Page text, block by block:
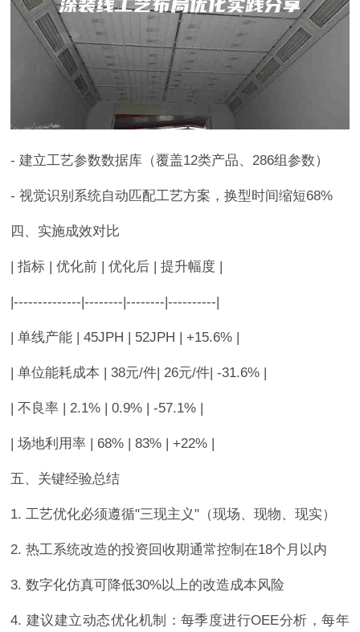
- 建立工艺参数数据库（覆盖12类产品、286组参数）
- 视觉识别系统自动匹配工艺方案，换型时间缩短68%
四、实施成效对比
| 指标 | 优化前 | 优化后 | 提升幅度 |
|--------------|--------|--------|----------|
| 单线产能 | 45JPH | 52JPH | +15.6% |
| 单位能耗成本 | 38元/件| 26元/件| -31.6% |
| 不良率 | 2.1% | 0.9% | -57.1% |
| 场地利用率 | 68% | 83% | +22% |
五、关键经验总结
1. 工艺优化必须遵循"三现主义"（现场、现物、现实）
2. 热工系统改造的投资回收期通常控制在18个月以内
3. 数字化仿真可降低30%以上的改造成本风险
4. 建议建立动态优化机制：每季度进行OEE分析，每年